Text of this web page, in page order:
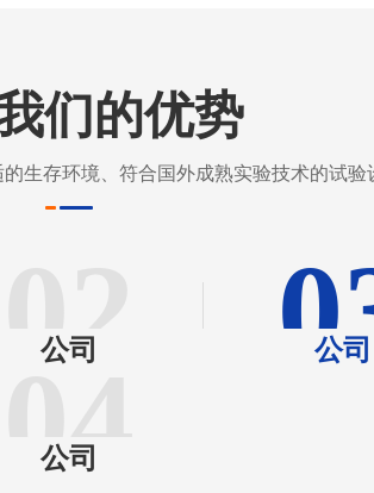
们的优势
生存环境、符合国外成熟实验技术的试验
02
公司 公司
04
公司